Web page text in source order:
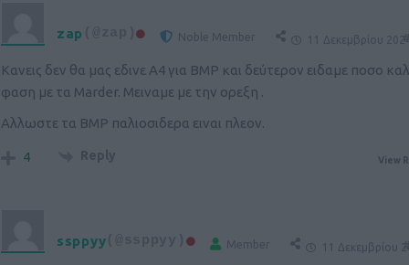
zap (@zap) Noble Member 11 Δεκεμβρίου
Κανεις δεν θα μας εδινε Α4 για BMP και δεύτερον ειδαμε ποσο
φαση με τα Marder. Μειναμε με την ορεξη .
Αλλωστε τα BMP παλιοσιδερα ειναι πλεον.
4 Reply View
ssppyy Member 11 Δεκεμβρίου